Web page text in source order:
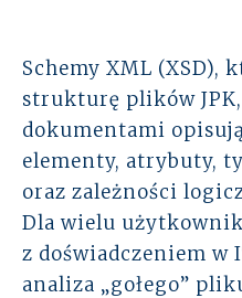
Schemy XML (XSD),
strukturę plików
dokumentami
elementy, atrybuty,
oraz zależności
Dla wielu
z doświadczeniem w
analiza „gołego”